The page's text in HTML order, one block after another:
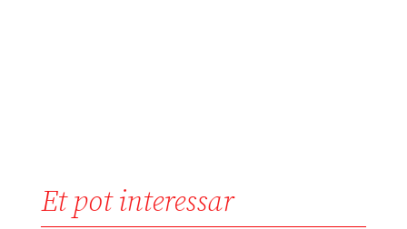
Et pot interessar